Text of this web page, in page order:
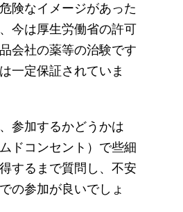
険なイメージがあった
今は厚生労働省の許可
会社の薬等の治験です
一定保証されていま
参加するかどうかは
ドコンセント）で些細
するまで質問し、不安
の参加が良いでしょ